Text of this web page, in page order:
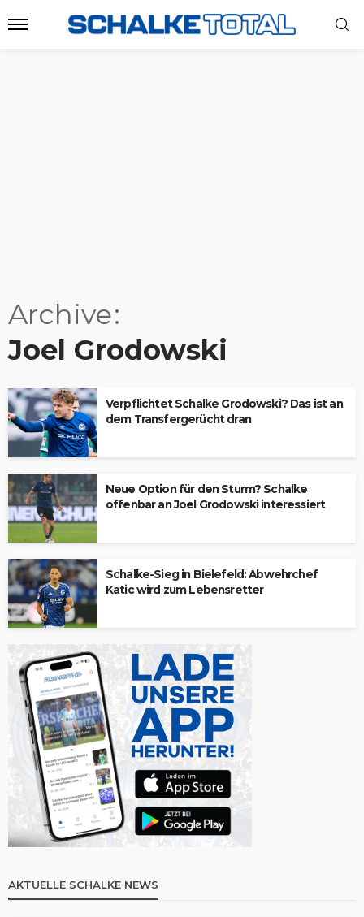
Archive
Joel Grodowski
Verpflichtet Schalke Grodowski? Das ist an
dem Transfergerücht dran
Neue Option für den Sturm? Schalke
offenbar an Joel Grodowski interessiert
Schalke-Sieg in Bielefeld: Abwehrchef
Katic wird zum Lebensretter
AKTUELLE SCHALKE NEWS